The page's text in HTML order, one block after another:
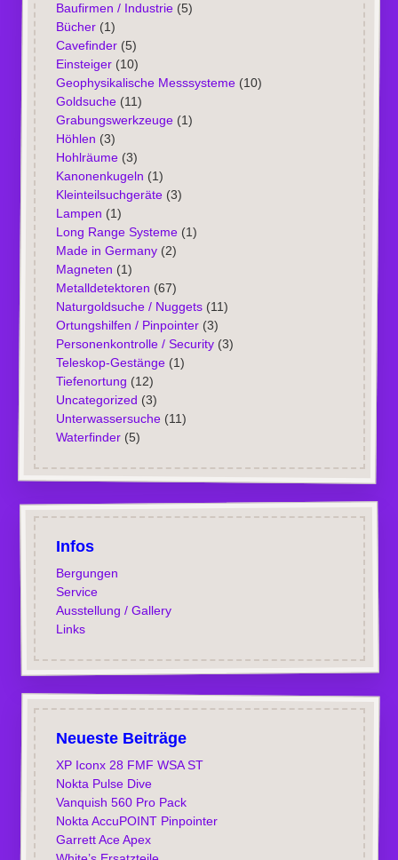
Baufirmen / Industrie(5)
Bücher(1)
Cavefinder(5)
Einsteiger(10)
Geophysikalische Messsysteme(10)
Goldsuche(11)
Grabungswerkzeuge(1)
Höhlen (3)
Hohlräume(3)
Kanonenkugeln (1)
Kleinteilsuchgeräte(3)
Lampen (1)
Long Range Systeme(1)
Made in Germany(2)
Magneten (1)
Metalldetektoren (67)
Naturgoldsuche / Nuggets(11)
Ortungshilfen / Pinpointer(3)
Personenkontrolle / Security(3)
Teleskop-Gestänge(1)
Tiefenortung (12)
Uncategorized (3)
Unterwassersuche(11)
Waterfinder(5)
Infos
Bergungen
Service
Ausstellung / Gallery
Links
Neueste Beiträge
XP Iconx 28 FMF WSA ST
Nokta Pulse Dive
Vanquish 560 Pro Pack
Nokta AccuPOINT Pinpointer
Garrett Ace Apex